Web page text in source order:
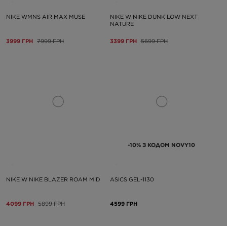
NIKE WMNS AIR MAX MUSE
3999 ГРН 7999 ГРН
NIKE W NIKE DUNK LOW NEXT
NATURE
3399 ГРН 5699 ГРН
NIKE W NIKE BLAZER ROAM MID
4099 ГРН 5899 ГРН
-10% З КОДОМ NOVY10
ASICS GEL-1130
4599 ГРН